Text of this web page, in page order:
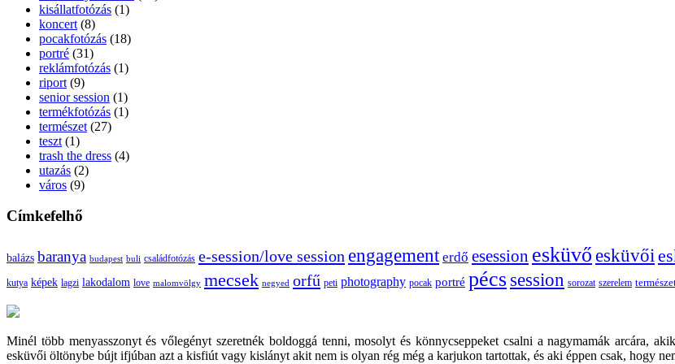
kisállatfotózás (1)
koncert (8)
pocakfotózás (18)
portré (31)
reklámfotózás (1)
riport (9)
senior session (1)
termékfotózás (1)
természet (27)
teszt (1)
trash the dress (4)
utazás (2)
város (9)
Címkefelhő
balázs baranya budapest buli családfotózás e-session/love session engagement erdő esession esküvő esküvői
kutya képek lagzi lakodalom love malomvölgy mecsek negyed orfű peti photography pocak portré pécssession sorozat szerelem
Minél több menyasszonyt és vőlegényt szeretnék boldoggá tenni, mosolyt és könnycseppeket csalni a nagymamák arcára,
esküvői öltönybe bújt ifjúban azt a kisfiút vagy kislányt akit nem is olyan rég még a karjukon tartottak, és aki éppen csak, hogy